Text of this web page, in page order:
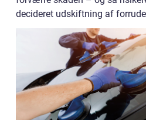
decideret udskiftning af